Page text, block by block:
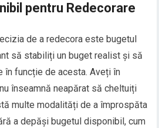
pentru Redecorare
de a redecora este bugetul
să stabiliți un buget realist și să
în funcție de acesta. Aveți în
înseamnă neapărat să cheltuiți
multe modalități de a împrospăta
a depăși bugetul disponibil, cum